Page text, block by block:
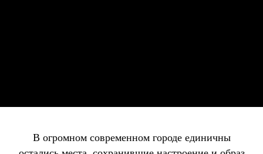
В огромном современном городе единичны